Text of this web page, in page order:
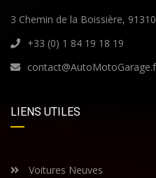
3 Chemin de la Boissière,
+33 (0) 1 84 19 18 19
LIENS UTILES
Voitures Neuves